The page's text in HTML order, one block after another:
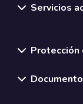
Servicios
Protección